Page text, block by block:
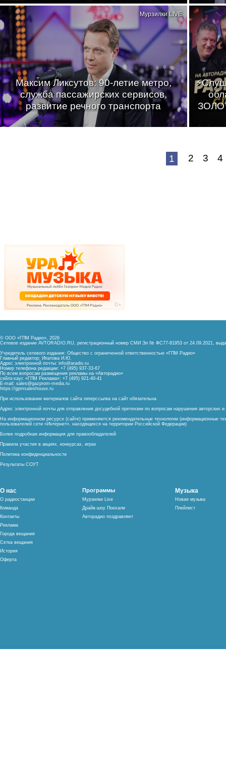
Максим Ликсутов: 90-летие метро,
служба пассажирских сервисов,
развитие речного транспорта
Мурзилки LIVE
1 2 3 4
© ООО «ГПМ Радио», 2026
Сетевое издание AVTORADIO.RU, регистрационный номер СМИ Эл № ФС77-81953 от 24.09.2021,
Учредитель сетевого издания: Общество с ограниченной ответственностью «ГПМ Радио»
Главный редактор: Ипатова И.Ю.
Адрес электронной почты: info@aradio.ru
Номер телефона редакции: +7 (495) 937-33-67
По всем вопросам размещения рекламы на «Авторадио»
сейлз-хаус «ГПМ Реклама»: +7 (495) 921-40-41
E-mail: sales@gazprom-media.ru
https://gpmsaleshouse.ru
При использовании материалов сайта гиперссылка на сайт обязательна
Адрес электронной почты для отправления досудебной претензии по вопросам нарушения авторских
На информационном ресурсе (сайте) применяются рекомендательные технологии (информационные
пользователей сети «Интернет», находящихся на территории Российской Федерации)
Более подробная информация для правообладателей
Правила участия в акциях, конкурсах, играх
Политика конфиденциальности
Результаты СОУТ
О нас
О радиостанции
Команда
Контакты
Реклама
Города вещания
Сетка вещания
История
Оферта
Программы
Мурзилки Live
Драйв-шоу Поехали
Авторадио поздравляет
Музыка
Новая музыка
Плейлист